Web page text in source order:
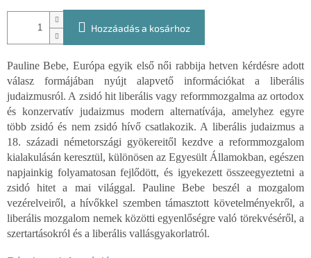
Hozzáadás a kosárhoz
Pauline Bebe, Európa egyik első női rabbija hetven kérdésre adott
válasz formájában nyújt alapvető információkat a liberális
judaizmusról. A zsidó hit liberális vagy reformmozgalma az ortodox
és konzervatív judaizmus modern alternatívája, amelyhez egyre
több zsidó és nem zsidó hívő csatlakozik. A liberális judaizmus a
18. századi németországi gyökereitől kezdve a reformmozgalom
kialakulásán keresztül, különösen az Egyesült Államokban, egészen
napjainkig folyamatosan fejlődött, és igyekezett összeegyeztetni a
zsidó hitet a mai világgal. Pauline Bebe beszél a mozgalom
vezérelveiről, a hívőkkel szemben támasztott követelményekről, a
liberális mozgalom nemek közötti egyenlőségre való törekvéséről, a
szertartásokról és a liberális vallásgyakorlatról.